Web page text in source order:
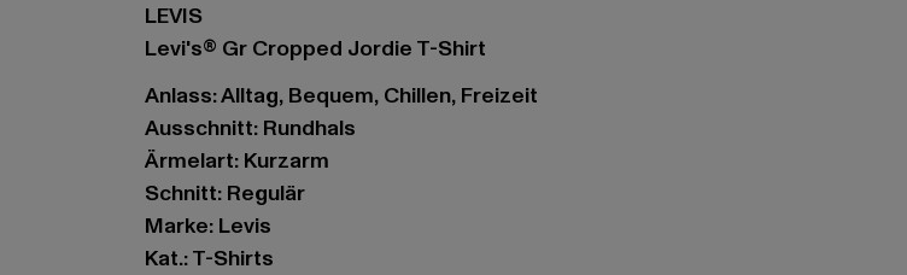
LEVIS
Levi's® Gr Cropped Jordie T-Shirt
Anlass: Alltag, Bequem, Chillen, Freizeit
Ausschnitt: Rundhals
Ärmelart: Kurzarm
Schnitt: Regulär
Marke: Levis
Kat.: T-Shirts